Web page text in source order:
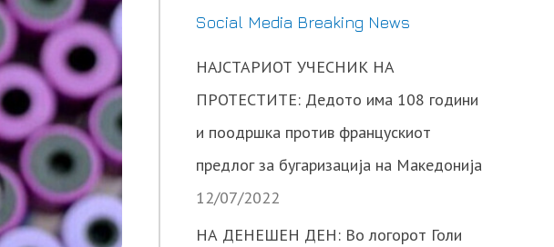
Social Media Breaking News
НАЈСТАРИОТ УЧЕСНИК НА
ПРОТЕСТИТЕ: Дедото има 108 години
и поодршка против францускиот
предлог за бугаризација на Македонија
12/07/2022
НА ДЕНЕШЕН ДЕН: Во логорот Голи